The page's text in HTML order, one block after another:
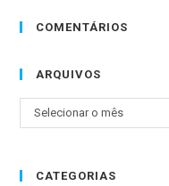
COMENTÁRIOS
ARQUIVOS
Selecionar o mês
CATEGORIAS